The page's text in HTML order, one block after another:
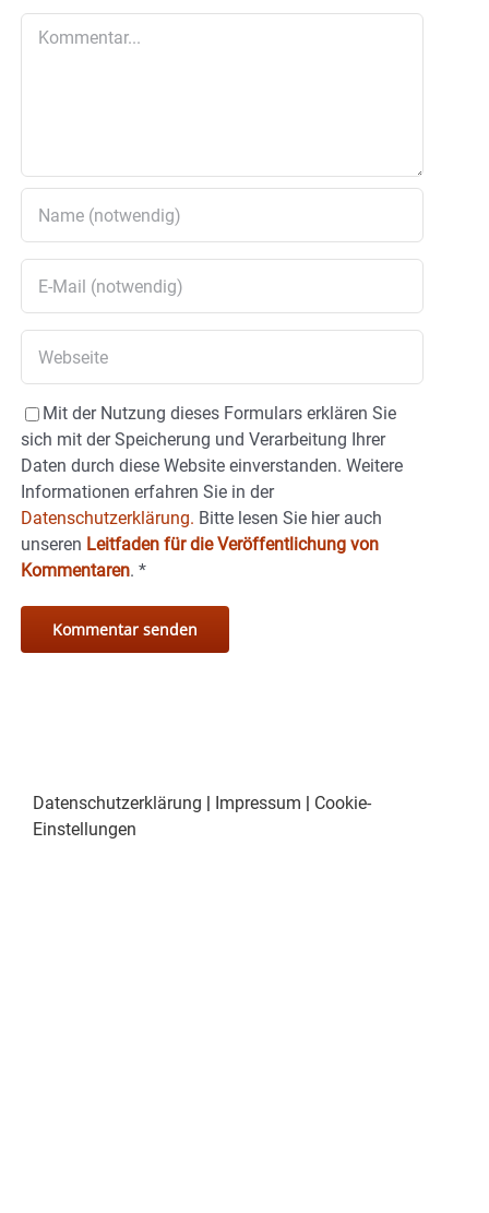
Mit der Nutzung dieses Formulars erklären Sie
sich mit der Speicherung und Verarbeitung Ihrer
Daten durch diese Website einverstanden. Weitere
Informationen erfahren Sie in der
Datenschutzerklärung. Bitte lesen Sie hier auch
unseren Leitfaden für die Veröffentlichung von
Kommentaren. *
Datenschutzerklärung Impressum
Cookie-
Einstellungen